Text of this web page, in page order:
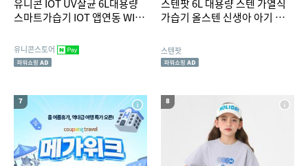
유니콘 IOT UV살균 6L대용량
스마트가습기 IOT 앱연동 WIFI
HM60V
유니콘스토어
스텐팟 6L 대용량 스텐 가열식
가습기 올스텐 신생아 아기 가습
스텐팟
7 8